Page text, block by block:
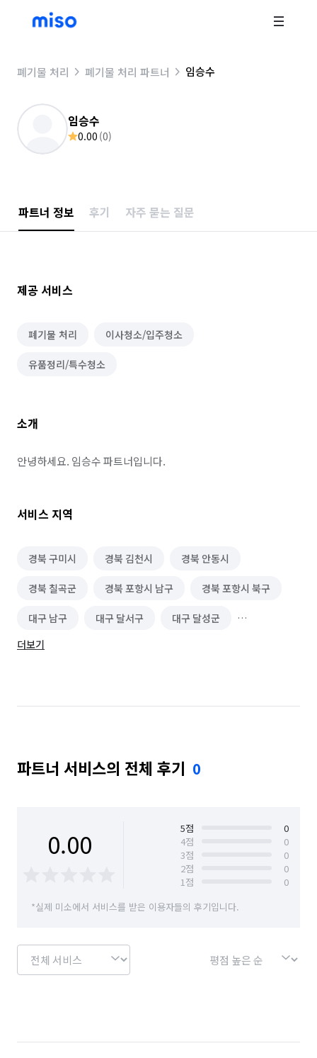
폐기물 처리 폐기물 처리 파트너 임승수
임승수
0.00 (0)
파트너 정보 후기 자주 묻는 질문
제공 서비스
폐기물 처리 이사청소/입주청소
유품정리/특수청소
소개
안녕하세요. 임승수 파트너입니다.
서비스 지역
경북 구미시 경북 김천시 경북 안동시
경북 칠곡군 경북 포항시 남구 경북 포항시 북구
대구 남구 대구 달서구 대구 달성군
대구 동구
더보기
파트너 서비스의 전체 후기 0
0.00 5점
0
4점
0
3점
0
2점
0
1점
0
*실제 미소에서 서비스를 받은 이용자들의 후기입니다.